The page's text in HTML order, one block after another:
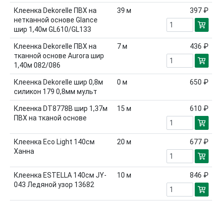
Клеенка Dekorelle ПВХ на
нетканной основе Glance
шир 1,40м GL610/GL133
39 м 397 ₽
Клеенка Dekorelle ПВХ на
тканной основе Aurora шир
1,40м 082/086
7м 436 ₽
Клеенка Dekorelle шир 0,8м
силикон 179 0,8мм мульт
0 м 650 ₽
Клеенка DT8778B шир 1,37м
ПВХ на тканой основе
15 м 610 ₽
Клеенка Eco Light 140см
Ханна
20 м 677 ₽
Клеенка ESTELLA 140см JY-
043 Ледяной узор 13682
10 м 846 ₽